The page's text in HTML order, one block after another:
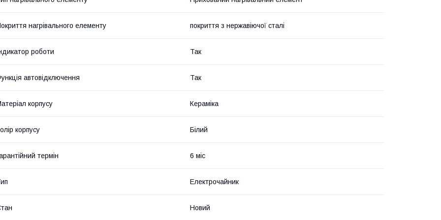
нагрівального елементу покриття з нержавіючої сталі
роботи Так
автовідключення Так
корпусу Кераміка
корпусу Білий
термін 6 міс
Електрочайник
Новий